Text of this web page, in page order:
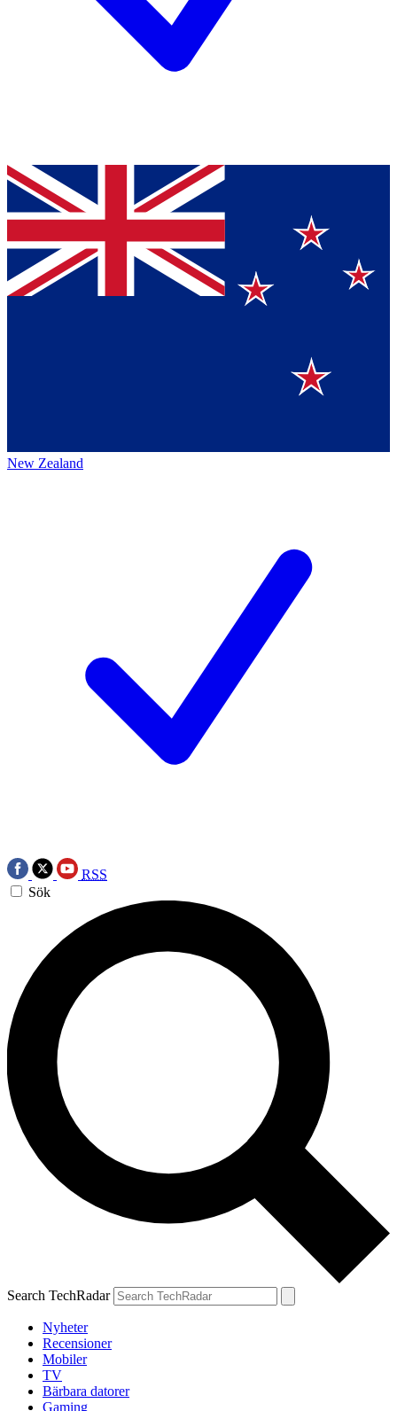
New Zealand
RSS
Sök
Search TechRadar
Nyheter
Recensioner
Mobiler
TV
Bärbara datorer
Gaming